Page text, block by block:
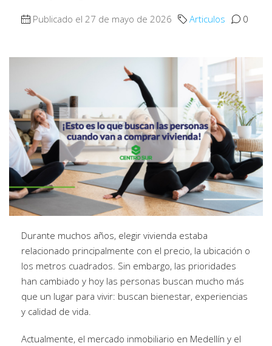
Publicado el 27 de mayo de 2026 Articulos 0
Durante muchos años, elegir vivienda estaba
relacionado principalmente con el precio, la ubicación o
los metros cuadrados. Sin embargo, las prioridades
han cambiado y hoy las personas buscan mucho más
que un lugar para vivir: buscan bienestar, experiencias
y calidad de vida.
Actualmente, el mercado inmobiliario en Medellín y el